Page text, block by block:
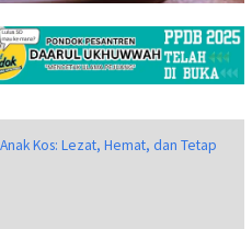
Kos: Lezat, Hemat, dan Tetap